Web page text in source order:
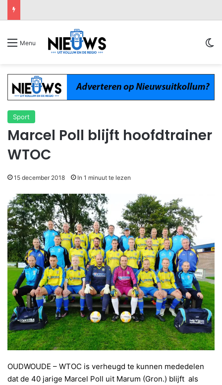
Menu
Sport
Marcel Poll blijft hoofdtrainer
WTOC
15 december 2018 In 1 minuut te lezen
OUDWOUDE – WTOC is verheugd te kunnen mededelen
dat de 40 jarige Marcel Poll uit Marum (Gron.) blijft als